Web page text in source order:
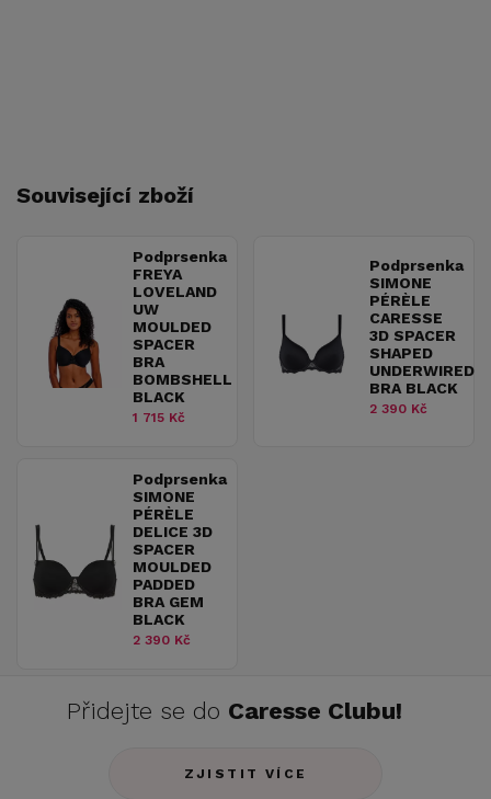
Související zboží
Podprsenka
FREYA
LOVELAND
UW
MOULDED
SPACER
BRA
BOMBSHELL
BLACK
1 715 Kč
Podprsenka
SIMONE
PÉRÈLE
CARESSE
3D SPACER
SHAPED
UNDERWIRED
BRA BLACK
2 390 Kč
Podprsenka
SIMONE
PÉRÈLE
DELICE 3D
SPACER
MOULDED
PADDED
BRA GEM
BLACK
2 390 Kč
Přidejte se do Caresse Clubu!
ZJISTIT VÍCE